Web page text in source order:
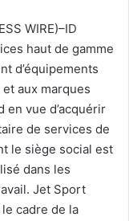
WIRE)–ID
haut de gamme
d’équipements
aux marques
en vue d’acquérir
de services de
le siège social est
dans les
Jet Sport
cadre de la